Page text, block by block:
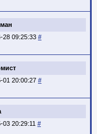
28 09:25:33 #
01 20:00:27 #
03 20:29:11 #